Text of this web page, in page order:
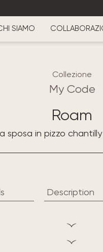
SIAMO
Collezione
My Code
Roam
sposa in pizzo
Description